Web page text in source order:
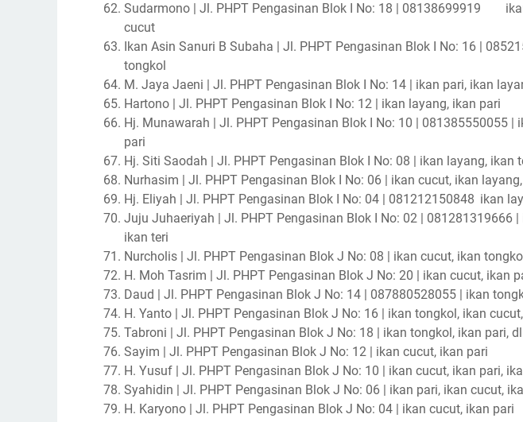
Sudarmono | Jl. PHPT Pengasinan Blok I No: 18 | 08138699919
cucut
Ikan Asin Sanuri B Subaha | Jl. PHPT Pengasinan Blok I No: 16 |
tongkol
M. Jaya Jaeni | Jl. PHPT Pengasinan Blok I No: 14 | ikan pari, ikan
Hartono | Jl. PHPT Pengasinan Blok I No: 12 | ikan layang, ikan pari
Hj. Munawarah | Jl. PHPT Pengasinan Blok I No: 10 | 081385550055 |
pari
Hj. Siti Saodah | Jl. PHPT Pengasinan Blok I No: 08 | ikan layang, ikan
Nurhasim | Jl. PHPT Pengasinan Blok I No: 06 | ikan cucut, ikan
Hj. Eliyah | Jl. PHPT Pengasinan Blok I No: 04 | 081212150848 ikan
Juju Juhaeriyah | Jl. PHPT Pengasinan Blok I No: 02 | 081281319666
ikan teri
Nurcholis | Jl. PHPT Pengasinan Blok J No: 08 | ikan cucut, ikan
H. Moh Tasrim | Jl. PHPT Pengasinan Blok J No: 20 | ikan cucut, ikan
Daud | Jl. PHPT Pengasinan Blok J No: 14 | 087880528055 | ikan
H. Yanto | Jl. PHPT Pengasinan Blok J No: 16 | ikan tongkol, ikan
Tabroni | Jl. PHPT Pengasinan Blok J No: 18 | ikan tongkol, ikan pari,
Sayim | Jl. PHPT Pengasinan Blok J No: 12 | ikan cucut, ikan pari
H. Yusuf | Jl. PHPT Pengasinan Blok J No: 10 | ikan cucut, ikan pari,
Syahidin | Jl. PHPT Pengasinan Blok J No: 06 | ikan pari, ikan cucut,
H. Karyono | Jl. PHPT Pengasinan Blok J No: 04 | ikan cucut, ikan pari